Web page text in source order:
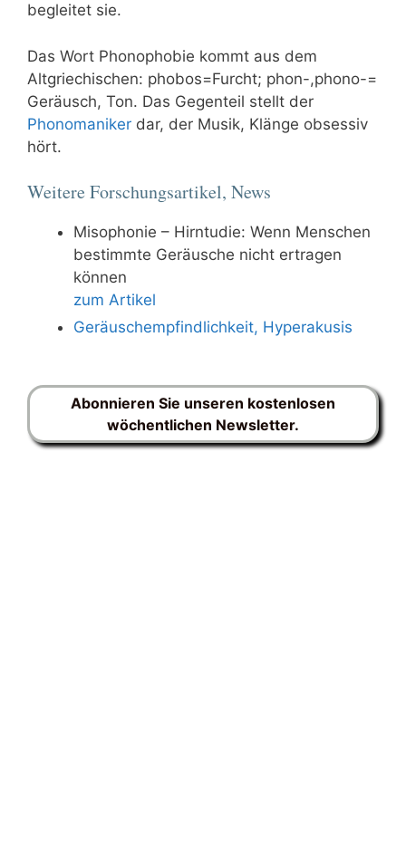
begleitet sie.
Das Wort Phonophobie kommt aus dem
Altgriechischen: phobos=Furcht; phon-,phono-=
Geräusch, Ton. Das Gegenteil stellt der
Phonomaniker dar, der Musik, Klänge obsessiv
hört.
Weitere Forschungsartikel, News
Misophonie – Hirntudie: Wenn Menschen
bestimmte Geräusche nicht ertragen
können
zum Artikel
Geräuschempfindlichkeit, Hyperakusis
Abonnieren Sie unseren kostenlosen
wöchentlichen Newsletter.